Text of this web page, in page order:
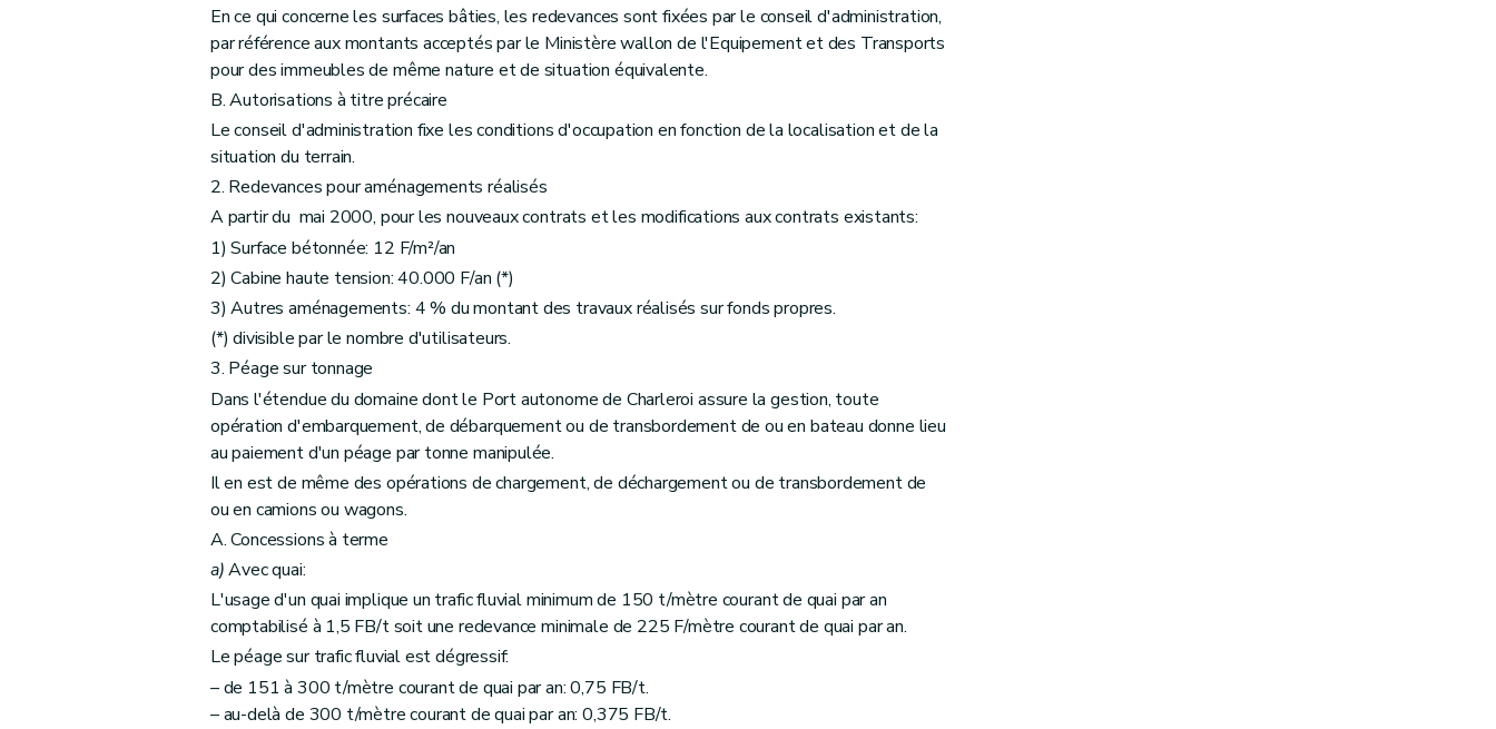
En ce qui concerne les surfaces bâties, les redevances sont fixées par le conseil d'administration,
par référence aux montants acceptés par le Ministère wallon de l'Equipement et des Transports
pour des immeubles de même nature et de situation équivalente.
B. Autorisations à titre précaire
Le conseil d'administration fixe les conditions d'occupation en fonction de la localisation et de la
situation du terrain.
2. Redevances pour aménagements réalisés
A partir du mai 2000, pour les nouveaux contrats et les modifications aux contrats existants:
1) Surface bétonnée: 12 F/m²/an
2) Cabine haute tension: 40.000 F/an (*)
3) Autres aménagements: 4 % du montant des travaux réalisés sur fonds propres.
(*) divisible par le nombre d'utilisateurs.
3. Péage sur tonnage
Dans l'étendue du domaine dont le Port autonome de Charleroi assure la gestion, toute
opération d'embarquement, de débarquement ou de transbordement de ou en bateau donne lieu
au paiement d'un péage par tonne manipulée.
Il en est de même des opérations de chargement, de déchargement ou de transbordement de
ou en camions ou wagons.
A. Concessions à terme
a)Avec quai:
L'usage d'un quai implique un trafic fluvial minimum de 150 t/mètre courant de quai par an
comptabilisé à 1,5 FB/t soit une redevance minimale de 225 F/mètre courant de quai par an.
Le péage sur trafic fluvial est dégressif:
– de 151 à 300 t/mètre courant de quai par an: 0,75 FB/t.
– au-delà de 300 t/mètre courant de quai par an: 0,375 FB/t.